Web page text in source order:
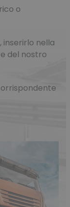
o
nella
del nostro